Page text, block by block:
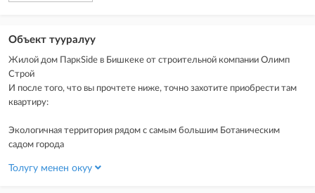
Объект тууралуу
Жилой дом ПаркSide в Бишкеке от строительной компании Олимп
Строй
И после того, что вы прочтете ниже, точно захотите приобрести там
квартиру:
Экологичная территория рядом с самым большим Ботаническим
садом города
Ограниченное количество жильцов — всего 2 подъезда
Толугу менен окуу